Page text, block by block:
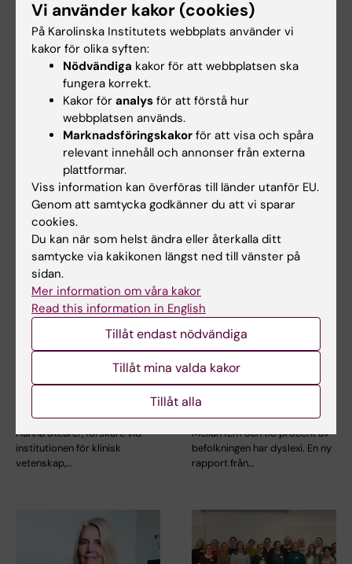
Relaterat
Nätverket Enabling Voices
Relaterade artiklar
12 dec 2025
Miljonbidrag från
Hjärnfonden till AI-
kommunikation vid
Parkinsons
Hanna Steurer, forskare vid
institutionen för klinisk
vetenskap,…
25 nov 2025
Ny kunskapsöversikt
om dyslexi för ökad
förståelse, tidiga
insatser och bättre
stöd
Mellan fem och tio procent av
befolkningen har dyslexi. En ny
rapport från…
Vi använder kakor (cookies)
På Karolinska Institutets webbplats använder vi
kakor för olika syften:
Nödvändiga kakor för att webbplatsen ska
fungera korrekt.
Kakor för analys för att förstå hur
webbplatsen används.
Marknadsföringskakor för att visa och spåra
relevant innehåll och annonser från externa
plattformar.
Viss information kan överföras till länder utanför EU.
Genom att samtycka godkänner du att vi sparar
cookies.
Du kan när som helst ändra eller återkalla ditt
samtycke via kakikonen längst ned till vänster på
sidan.
Mer information om våra kakor
Read this information in English
Tillåt endast nödvändiga
Tillåt mina valda kakor
Tillåt alla